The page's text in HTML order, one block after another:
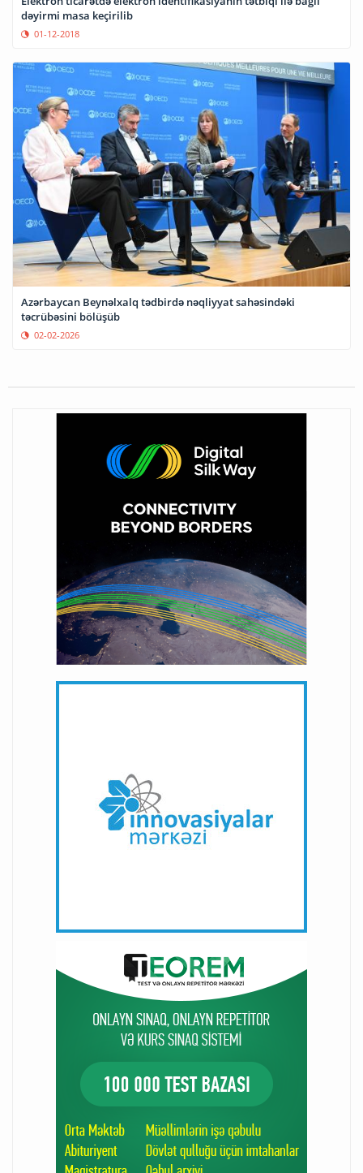
dəyirmi masa keçirilib
01-12-2018
Azərbaycan Beynəlxalq tədbirdə nəqliyyat sahəsindəki
təcrübəsini bölüşüb
02-02-2026